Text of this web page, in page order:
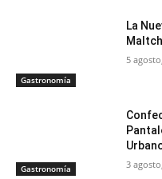
Gastronomía
La
5
Gastronomía 3